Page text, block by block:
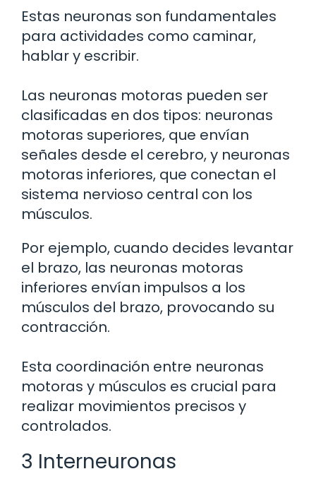
Estas neuronas son fundamentales
para actividades como caminar,
hablar y escribir.
Las neuronas motoras pueden ser
clasificadas en dos tipos: neuronas
motoras superiores, que envían
señales desde el cerebro, y neuronas
motoras inferiores, que conectan el
sistema nervioso central con los
músculos.
Por ejemplo, cuando decides levantar
el brazo, las neuronas motoras
inferiores envían impulsos a los
músculos del brazo, provocando su
contracción.
Esta coordinación entre neuronas
motoras y músculos es crucial para
realizar movimientos precisos y
controlados.
3 Interneuronas